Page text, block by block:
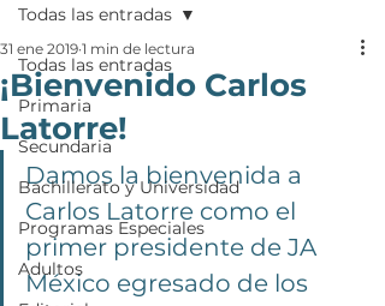
Todas las entradas
Primaria
Secundaria
Bachillerato y Universidad
Programas Especiales
Adultos
Todas las entradas
¡Bienvenido Carlos
Latorre!
31 ene 2019 1 min de lectura
Damos la bienvenida a
Carlos Latorre como el
primer presidente de JA
México egresado de los